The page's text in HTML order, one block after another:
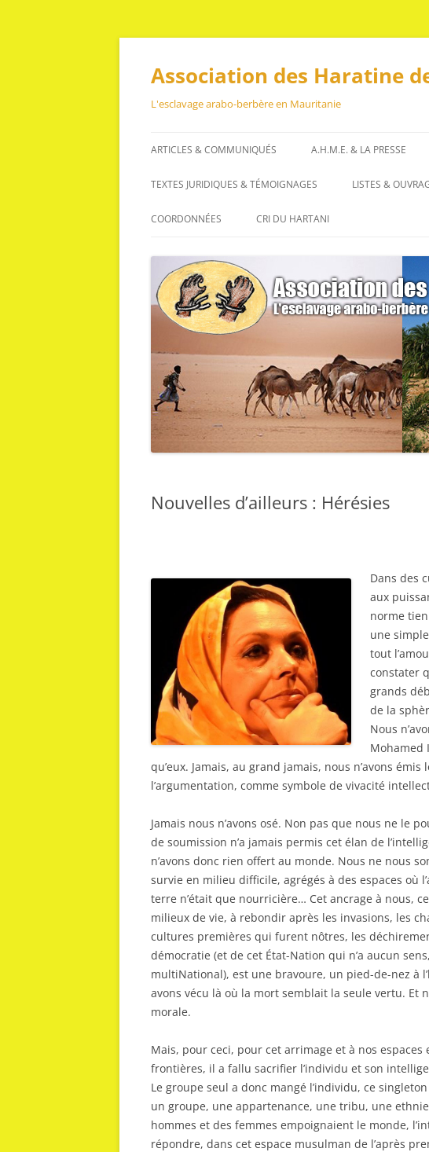
Aller
contenu
Association des Haratine
L'esclavage arabo-berbère en Mauritanie
ARTICLES & COMMUNIQUÉS
ARTICLES
COMMUNIQUÉS
A.H.M.E. & LA PRESSE
TEXTES JURIDIQUES & TÉMOIGNAGES
TEXTES JURIDIQUES
LISTES &
COORDONNÉES CRI DU HARTANI
Nouvelles d’ailleurs : Hérésies
Dans des
aux
norme
une
tout
constater
grands
de la
Nous
Mohamed
qu’eux. Jamais, au grand jamais, nous n’avons
l’argumentation, comme symbole de vivacité
Jamais nous n’avons osé. Non pas que nous ne le
de soumission n’a jamais permis cet élan de
n’avons donc rien offert au monde. Nous ne nous
survie en milieu difficile, agrégés à des espaces où
terre n’était que nourricière… Cet ancrage à nous,
milieux de vie, à rebondir après les invasions, les
cultures premières qui furent nôtres, les
démocratie (et de cet État-Nation qui n’a aucun
multiNational), est une bravoure, un pied-de-nez à
avons vécu là où la mort semblait la seule vertu. Et
morale.
Mais, pour ceci, pour cet arrimage et à nos
frontières, il a fallu sacrifier l’individu et son
Le groupe seul a donc mangé l’individu, ce
un groupe, une appartenance, une tribu, une
hommes et des femmes empoignaient le monde,
répondre, dans cet espace musulman de l’après